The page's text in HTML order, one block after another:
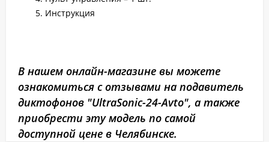
Инструкция
В нашем онлайн-магазине вы можете
ознакомиться с отзывами на подавитель
диктофонов "UltraSonic-24-Avto", а также
приобрести эту модель по самой
доступной цене в Челябинске.